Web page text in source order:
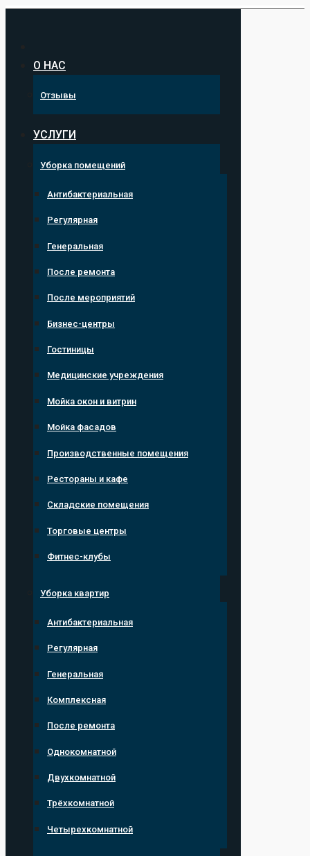
Перейти
О НАС
Отзывы
УСЛУГИ
Уборка помещений
Антибактериальная
Регулярная
Генеральная
После ремонта
После мероприятий
Бизнес-центры
Гостиницы
Медицинские учреждения
Мойка окон и витрин
Мойка фасадов
Производственные помещения
Рестораны и кафе
Складские помещения
Торговые центры
Фитнес-клубы
Уборка квартир
Антибактериальная
Регулярная
Генеральная
Комплексная
После ремонта
Однокомнатной
Двухкомнатной
Трёхкомнатной
Четырехкомнатной